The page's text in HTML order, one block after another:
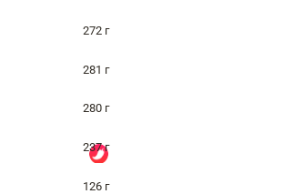
272 г
281 г
280 г
237 г
126 г